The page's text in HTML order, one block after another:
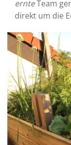
ernteTeam
direkt um die